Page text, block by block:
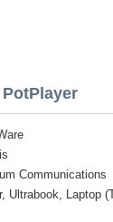
Communications
Ultrabook, Laptop